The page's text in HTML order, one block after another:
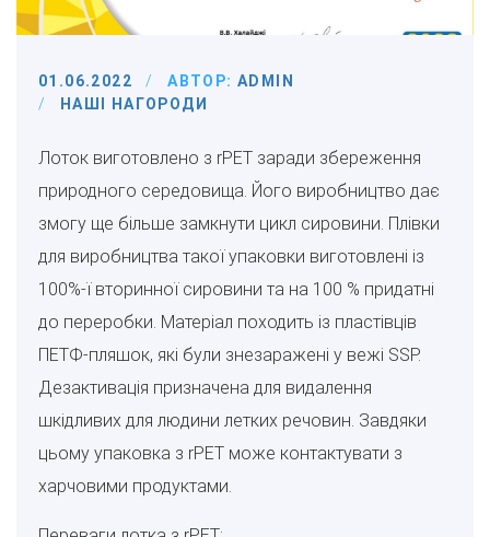
01.06.2022 АВТОР:ADMIN
НАШІ НАГОРОДИ
Лоток виготовлено з rPET заради збереження
природного середовища. Його виробництво дає
змогу ще більше замкнути цикл сировини. Плівки
для виробництва такої упаковки виготовлені із
100%-ї вторинної сировини та на 100 % придатні
до переробки. Матеріал походить із пластівців
ПЕТФ-пляшок, які були знезаражені у вежі SSP.
Дезактивація призначена для видалення
шкідливих для людини летких речовин. Завдяки
цьому упаковка з rPET може контактувати з
харчовими продуктами.